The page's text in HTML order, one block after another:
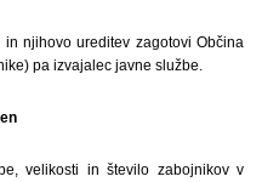
njihovo ureditev zagotovi Občina
pa izvajalec javne službe.
velikosti in število zabojnikov v